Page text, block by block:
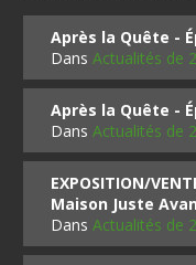
Après la Quête -
DansActualités de
Après la Quête -
DansActualités de
EXPOSITION/
Maison Juste
DansActualités de